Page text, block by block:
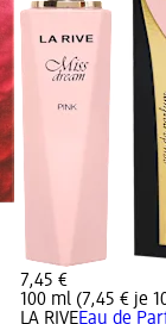
7,45 €
100 ml (7,45 € je
LA RIVEEau de